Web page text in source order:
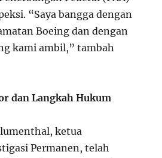
“Saya bangga dengan
Boeing dan dengan
kami ambil,” tambah
dan Langkah Hukum
ketua
Permanen, telah